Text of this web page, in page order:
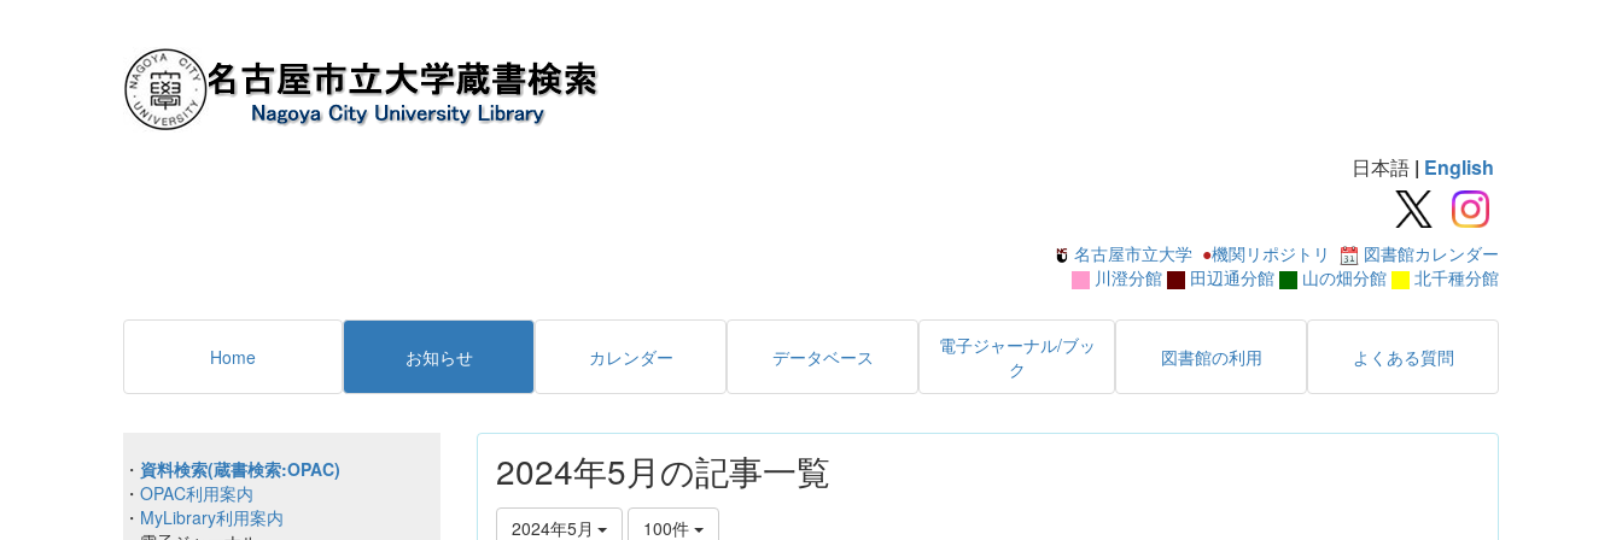
日本語 | English
名古屋市立大学 ●機関リポジトリ
図書館カレンダー
川澄分館
田辺通分館 山の畑分館 北千種分館
Home お知らせ カレンダー データベース
電子ジャーナル/ブッ
ク
図書館の利用 よくある質問
2024年5月の記事一覧
2024年5月 100件
・ 資料検索(蔵書検索:OPAC)
・ OPAC利用案内
・ MyLibrary利用案内